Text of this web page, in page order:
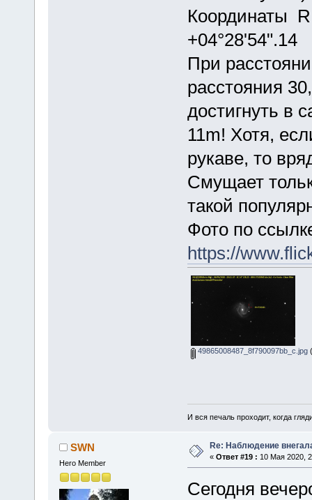
Координаты
+04°28'54".14
При
расстояния
достигнуть в
11m! Хотя,
рукаве, то
Смущает
такой
Фото по
https://
49865008487_8f790097bb_c.jpg
И вся печаль проходит, когда
SWN
Hero Member
Re: Наблюдение
« Ответ #19 : 10 Мая 2020,
Сегодня